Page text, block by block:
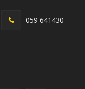
059 641430